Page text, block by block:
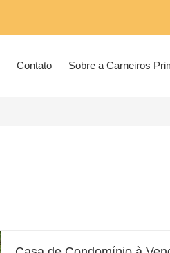
Contato Sobre a Carneiros